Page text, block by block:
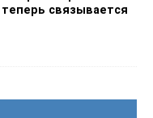
связывается